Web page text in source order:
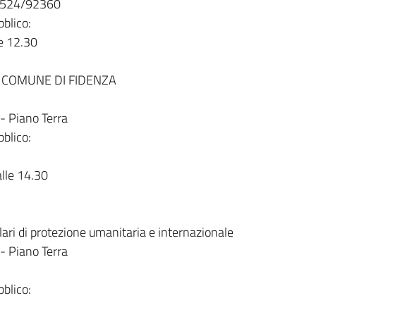
92360
12.30
DI FIDENZA
Piano Terra
14.30
di protezione umanitaria e internazionale
Piano Terra